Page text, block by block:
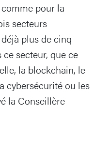
comme pour la
secteurs
plus de cinq
secteur, que ce
la blockchain, le
cybersécurité ou les
la Conseillère